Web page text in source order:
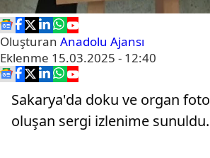
Oluşturan Anadolu Ajansı
Eklenme 15.03.2025 - 12:40
Sakarya'da doku ve organ
oluşan sergi izlenime sunuldu.